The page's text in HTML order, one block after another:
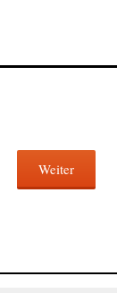
Weiter